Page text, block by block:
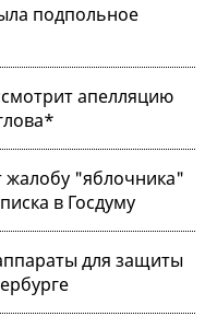
подпольное
апелляцию
жалобу "яблочника"
в Госдуму
для защиты